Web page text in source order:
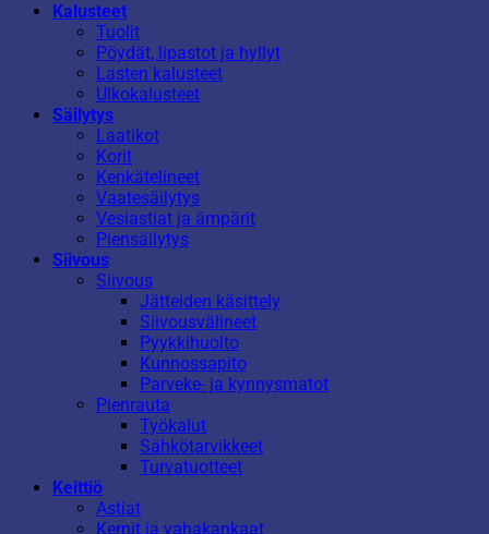
Kalusteet
Tuolit
Pöydät, lipastot ja hyllyt
Lasten kalusteet
Ulkokalusteet
Säilytys
Laatikot
Korit
Kenkätelineet
Vaatesäilytys
Vesiastiat ja ämpärit
Piensäilytys
Siivous
Siivous
Jätteiden käsittely
Siivousvälineet
Pyykkihuolto
Kunnossapito
Parveke- ja kynnysmatot
Pienrauta
Työkalut
Sähkötarvikkeet
Turvatuotteet
Keittiö
Astiat
Kernit ja vahakankaat